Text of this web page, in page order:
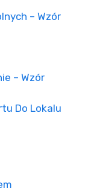
– Wzór
– Wzór
Do Lokalu